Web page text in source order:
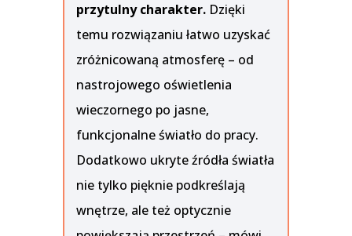
przytulny charakter.Dzięki
temu rozwiązaniu łatwo uzyskać
zróżnicowaną atmosferę – od
nastrojowego oświetlenia
wieczornego po jasne,
funkcjonalne światło do pracy.
Dodatkowo ukryte źródła światła
nie tylko pięknie podkreślają
wnętrze, ale też optycznie